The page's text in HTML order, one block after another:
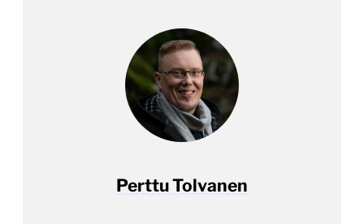
Perttu Tolvanen